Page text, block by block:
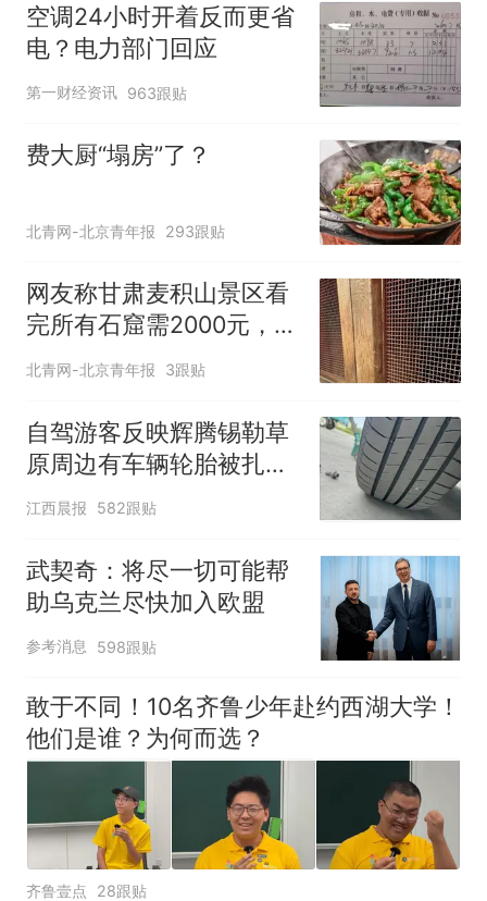
空调24小时开着反而更省
电？电力部门回应
第一财经资讯 963跟贴
费大厨“塌房”了？
北青网-北京青年报 293跟贴
网友称甘肃麦积山景区看
完所有石窟需2000元，景
区：部分石窟受特别保
北青网-北京青年报 3跟贴
自驾游客反映辉腾锡勒草
原周边有车辆轮胎被扎，
修理店铺换胎价格高达千
江西晨报 582跟贴
武契奇：将尽一切可能帮
助乌克兰尽快加入欧盟
参考消息 598跟贴
敢于不同！10名齐鲁少年赴约西湖大学！
他们是谁？为何而选？
齐鲁壹点 28跟贴